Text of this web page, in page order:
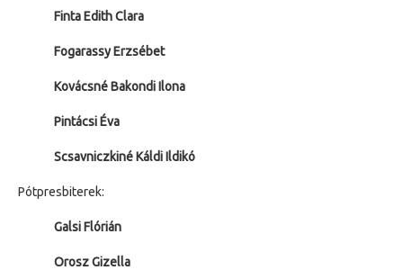
Finta Edith Clara
Fogarassy Erzsébet
Kovácsné Bakondi Ilona
Pintácsi Éva
Scsavniczkiné Káldi Ildikó
Pótpresbiterek:
Galsi Flórián
Orosz Gizella